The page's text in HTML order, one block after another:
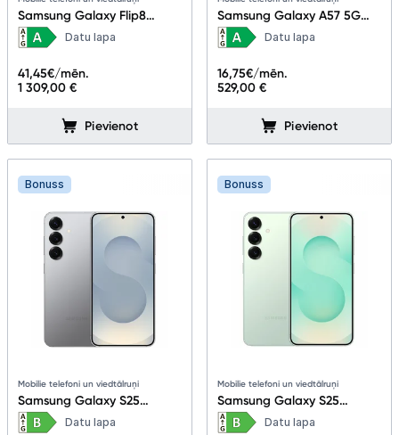
Samsung Galaxy Flip8
12+256GB Cream
Datu lapa
1 309,00 €
41,45€/mēn.
Pievienot
Samsung Galaxy A57 5G
8+128GB Awesome Navy
Datu lapa
529,00 €
16,75€/mēn.
Pievienot
Bonuss
Mobilie telefoni un viedtālruņi
Samsung Galaxy S25
12+128GB Silver Shadow
Datu lapa
Bonuss
Mobilie telefoni un viedtālruņi
Samsung Galaxy S25
12+128GB Mint
Datu lapa